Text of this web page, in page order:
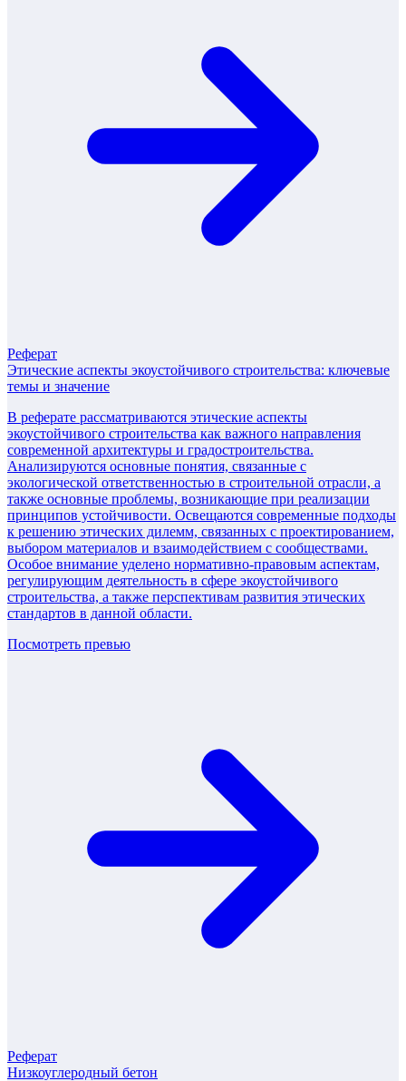
Реферат
Этические аспекты экоустойчивого строительства: ключевые
темы и значение
В реферате рассматриваются этические аспекты
экоустойчивого строительства как важного направления
современной архитектуры и градостроительства.
Анализируются основные понятия, связанные с
экологической ответственностью в строительной отрасли, а
также основные проблемы, возникающие при реализации
принципов устойчивости. Освещаются современные подходы
к решению этических дилемм, связанных с проектированием,
выбором материалов и взаимодействием с сообществами.
Особое внимание уделено нормативно-правовым аспектам,
регулирующим деятельность в сфере экоустойчивого
строительства, а также перспективам развития этических
стандартов в данной области.
Посмотреть превью
Реферат
Низкоуглеродный бетон